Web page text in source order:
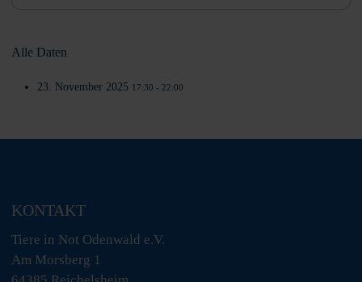
Alle Daten
23. November 2025 17:30 - 22:00
KONTAKT
Tiere in Not Odenwald e.V.
Am Morsberg 1